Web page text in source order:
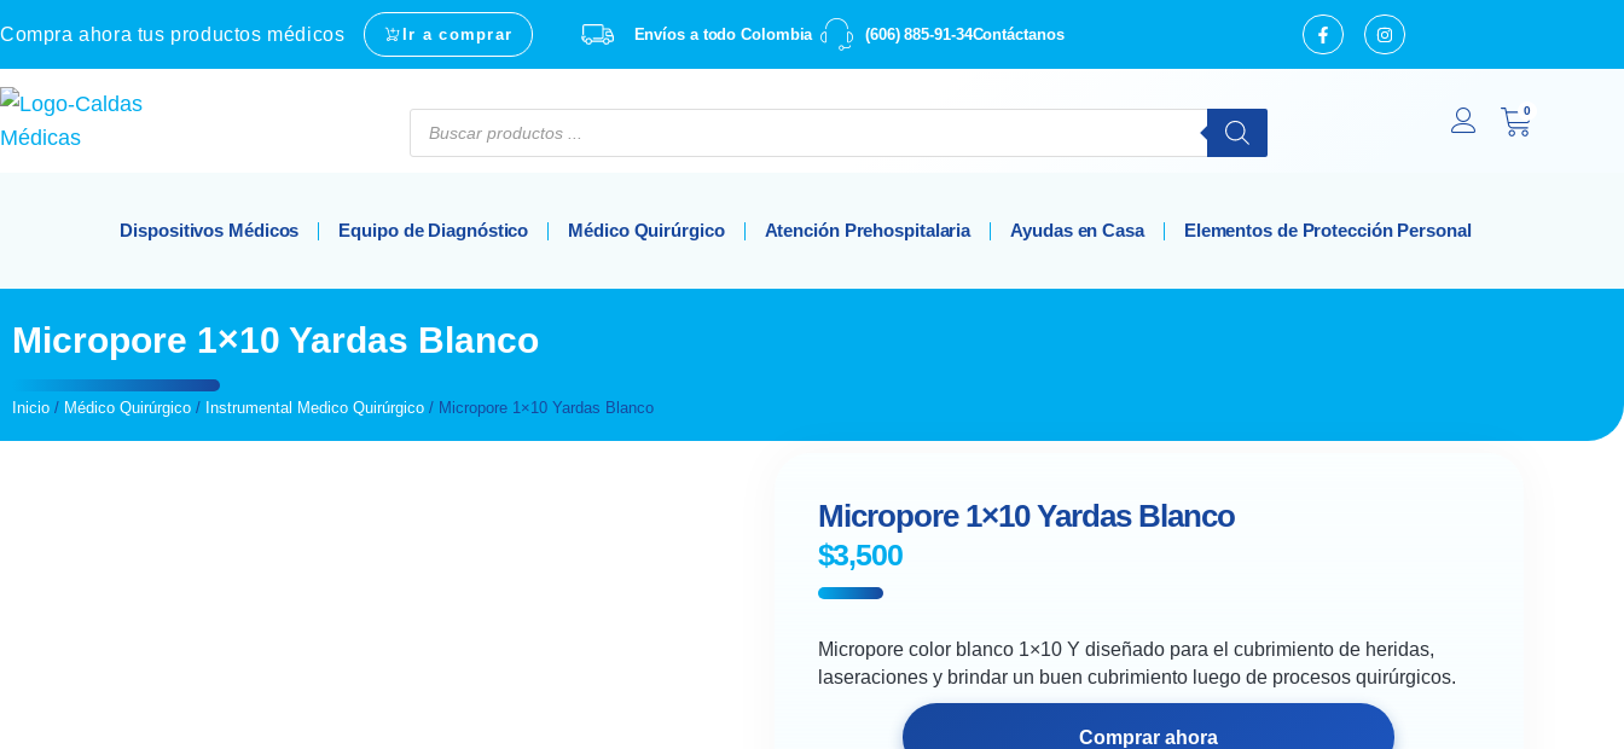
Compra ahora tus productos médicos Ir a comprar Envíos a todo Colombia (606) 885-91-34Contáctanos
0
Dispositivos Médicos Equipo de Diagnóstico Médico Quirúrgico Atención Prehospitalaria Ayudas en Casa Elementos de Protección Personal
Micropore 1×10 Yardas Blanco
Inicio / Médico Quirúrgico / Instrumental Medico Quirúrgico / Micropore 1×10 Yardas Blanco
Micropore 1×10 Yardas Blanco
$3,500
Micropore color blanco 1×10 Y diseñado para el cubrimiento de heridas,
laseraciones y brindar un buen cubrimiento luego de procesos quirúrgicos.
Comprar ahora